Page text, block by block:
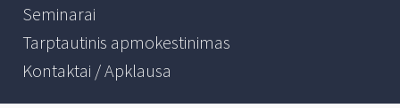
Seminarai
Tarptautinis apmokestinimas
Kontaktai / Apklausa